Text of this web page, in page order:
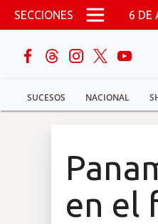
Pasar al contenido principal
SECCIONES 6 DE
SUCESOS NACIONAL
buscar
Sucesos
en el